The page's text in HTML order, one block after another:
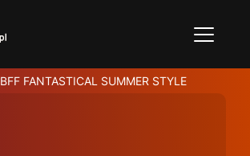
BFF FANTASTICAL SUMMER STYLE